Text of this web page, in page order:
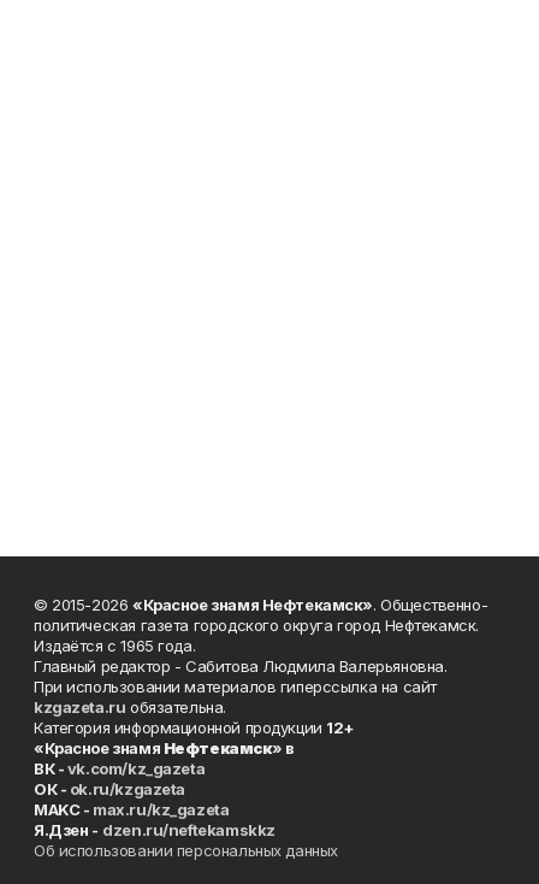
© 2015-2026 «Красное знамя Нефтекамск». Общественно-
политическая газета городского округа город Нефтекамск.
Издаётся с 1965 года.
Главный редактор - Сабитова Людмила Валерьяновна.
При использовании материалов гиперссылка на сайт
kzgazeta.ru обязательна.
Категория информационной продукции 12+
«Красное знамя Нефтекамск» в
ВК -vk.com/kz_gazeta
ОК - ok.ru/kzgazeta
MAKC - max.ru/kz_gazeta
Я.Дзен - dzen.ru/neftekamskkz
Об использовании персональных данных